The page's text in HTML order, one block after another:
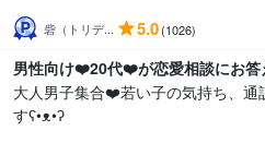
砦（トリデ... 5.0(1026)
男性向け❤️20代❤️が恋愛相談にお答
大人男子集合❤️若い子の気持ち、通
すʕ•ᴥ•ʔ